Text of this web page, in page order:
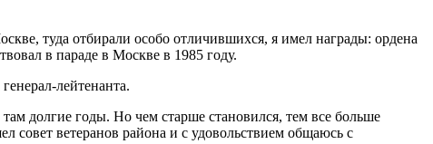
туда отбирали особо отличившихся, я имел награды: ордена
в параде в Москве в 1985 году.
лейтенанта.
долгие годы. Но чем старше становился, тем все больше
совет ветеранов района и с удовольствием общаюсь с